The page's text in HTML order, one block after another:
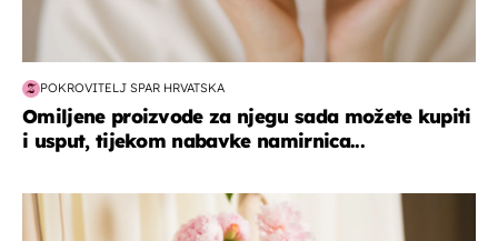
POKROVITELJ SPAR HRVATSKA
Omiljene proizvode za njegu sada možete kupiti
i usput, tijekom nabavke namirnica...
moda & ljepota